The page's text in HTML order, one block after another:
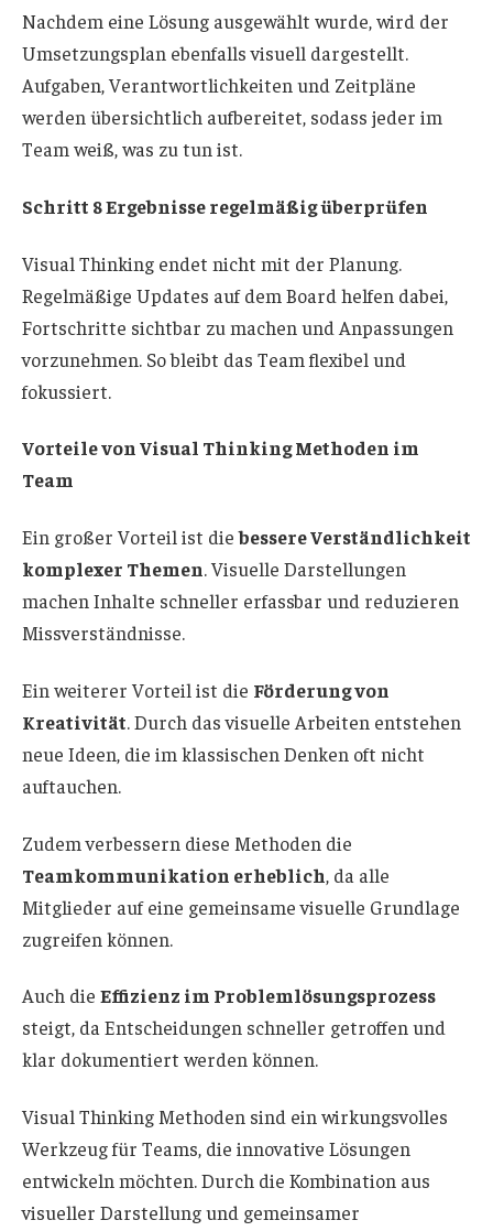
Nachdem eine Lösung ausgewählt wurde, wird der
Umsetzungsplan ebenfalls visuell dargestellt.
Aufgaben, Verantwortlichkeiten und Zeitpläne
werden übersichtlich aufbereitet, sodass jeder im
Team weiß, was zu tun ist.
Schritt 8 Ergebnisse regelmäßig überprüfen
Visual Thinking endet nicht mit der Planung.
Regelmäßige Updates auf dem Board helfen dabei,
Fortschritte sichtbar zu machen und Anpassungen
vorzunehmen. So bleibt das Team flexibel und
fokussiert.
Vorteile von Visual Thinking Methoden im
Team
Ein großer Vorteil ist diebessere Verständlichkeit
komplexer Themen. Visuelle Darstellungen
machen Inhalte schneller erfassbar und reduzieren
Missverständnisse.
Ein weiterer Vorteil ist die Förderung von
Kreativität. Durch das visuelle Arbeiten entstehen
neue Ideen, die im klassischen Denken oft nicht
auftauchen.
Zudem verbessern diese Methoden die
Teamkommunikation erheblich, da alle
Mitglieder auf eine gemeinsame visuelle Grundlage
zugreifen können.
Auch die Effizienz im Problemlösungsprozess
steigt, da Entscheidungen schneller getroffen und
klar dokumentiert werden können.
Visual Thinking Methoden sind ein wirkungsvolles
Werkzeug für Teams, die innovative Lösungen
entwickeln möchten. Durch die Kombination aus
visueller Darstellung und gemeinsamer